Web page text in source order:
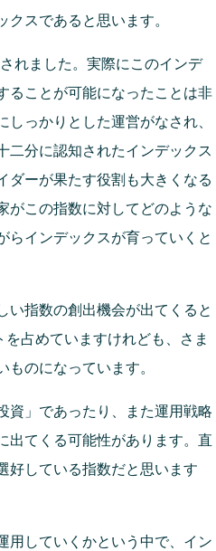
スであると思います。
れました。実際にこのインデ
ることが可能になったことは非
っかりとした運営がなされ、
二分に認知されたインデックス
ダーが果たす役割も大きくなる
がこの指数に対してどのような
らインデックスが育っていくと
い指数の創出機会が出てくると
占めていますけれども、さま
のになっています。
資」であったり、また運用戦略
出てくる可能性があります。直
好している指数だと思います
用していくかという中で、イン